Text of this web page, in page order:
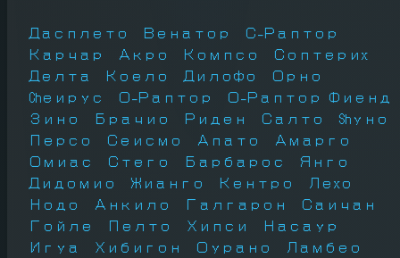
Дасплето Венатор
С-Раптор
Карчар
Акро Компсо
Соптериx
Делта
Коело Дилофо
Орно
Chеирус
О-Раптор
О-Раптор Фиенд
Зино
Брачио Риден Салто
Shуно
Персо
Сеисмо Апато
Амарго
Омиас
Стего Барбарос
Янго
Дидомио
Жианго Кентро
Леxо
Нодо
Анкило Галгарон
Саичан
Гойле
Пелто Хипси
Насаур
Игуа
Хибигон Оурано
Ламбео